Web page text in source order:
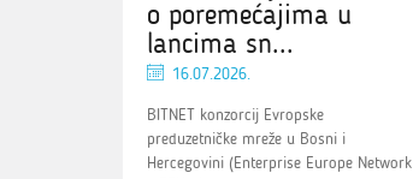
o poremećajima u
lancima sn...
16.07.2026.
BITNET konzorcij Evropske
preduzetničke mreže u Bosni i
Hercegovini (Enterprise Europe Network